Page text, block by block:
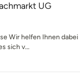
UG
Wir helfen Ihnen dabei
sich v...